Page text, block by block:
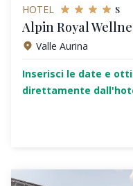
HOTEL s
Alpin Royal
Valle Aurina
Inserisci le date e
direttamente